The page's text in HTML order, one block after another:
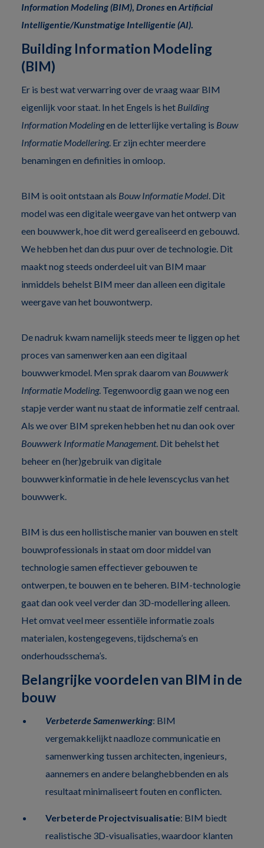
Information Modeling (BIM), Drones en Artificial
Intelligentie/Kunstmatige Intelligentie (AI).
Building Information Modeling
(BIM)
Er is best wat verwarring over de vraag waar BIM
eigenlijk voor staat. In het Engels is het Building
Information Modelingen de letterlijke vertaling is Bouw
Informatie Modellering. Er zijn echter meerdere
benamingen en definities in omloop.
BIM is ooit ontstaan als Bouw Informatie Model. Dit
model was een digitale weergave van het ontwerp van
een bouwwerk, hoe dit werd gerealiseerd en gebouwd.
We hebben het dan dus puur over de technologie. Dit
maakt nog steeds onderdeel uit van BIM maar
inmiddels behelst BIM meer dan alleen een digitale
weergave van het bouwontwerp.
De nadruk kwam namelijk steeds meer te liggen op het
proces van samenwerken aan een digitaal
bouwwerkmodel. Men sprak daarom van Bouwwerk
Informatie Modeling. Tegenwoordig gaan we nog een
stapje verder want nu staat de informatie zelf centraal.
Als we over BIM spreken hebben het nu dan ook over
Bouwwerk Informatie Management. Dit behelst het
beheer en (her)gebruik van digitale
bouwwerkinformatie in de hele levenscyclus van het
bouwwerk.
BIM is dus een hollistische manier van bouwen en stelt
bouwprofessionals in staat om door middel van
technologie samen effectiever gebouwen te
ontwerpen, te bouwen en te beheren. BIM-technologie
gaat dan ook veel verder dan 3D-modellering alleen.
Het omvat veel meer essentiële informatie zoals
materialen, kostengegevens, tijdschema’s en
onderhoudsschema’s.
Belangrijke voordelen van BIM in de
bouw
Verbeterde Samenwerking: BIM
vergemakkelijkt naadloze communicatie en
samenwerking tussen architecten, ingenieurs,
aannemers en andere belanghebbenden en als
resultaat minimaliseert fouten en conflicten.
Verbeterde Projectvisualisatie: BIM biedt
realistische 3D-visualisaties, waardoor klanten